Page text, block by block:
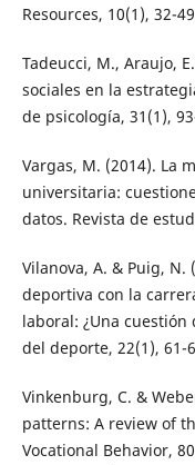
Resources, 10(1), 32-
Tadeucci, M., Araujo,
sociales en la
de psicología, 31(1),
Vargas, M. (2014). La
universitaria:
datos. Revista de
Vilanova, A. & Puig,
deportiva con la
laboral: ¿Una cuestión
del deporte, 22(1), 61-
Vinkenburg, C. &
patterns: A review of
Vocational Behavior,